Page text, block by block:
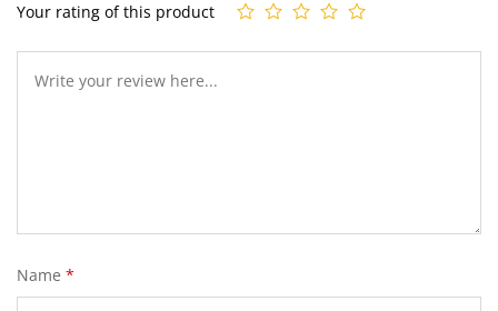
Your rating of this product
Name *